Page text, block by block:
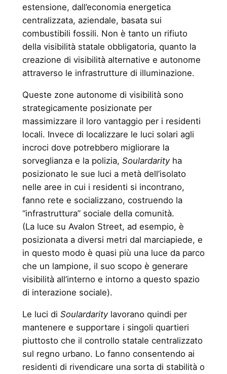
estensione, dall’economia energetica
centralizzata, aziendale, basata sui
combustibili fossili. Non è tanto un rifiuto
della visibilità statale obbligatoria, quanto la
creazione di visibilità alternative e autonome
attraverso le infrastrutture di illuminazione.
Queste zone autonome di visibilità sono
strategicamente posizionate per
massimizzare il loro vantaggio per i residenti
locali. Invece di localizzare le luci solari agli
incroci dove potrebbero migliorare la
sorveglianza e la polizia, Soulardarityha
posizionato le sue luci a metà dell’isolato
nelle aree in cui i residenti si incontrano,
fanno rete e socializzano, costruendo la
“infrastruttura” sociale della comunità.
(La luce su Avalon Street, ad esempio, è
posizionata a diversi metri dal marciapiede, e
in questo modo è quasi più una luce da parco
che un lampione, il suo scopo è generare
visibilità all’interno e intorno a questo spazio
di interazione sociale).
Le luci di Soulardaritylavorano quindi per
mantenere e supportare i singoli quartieri
piuttosto che il controllo statale centralizzato
sul regno urbano. Lo fanno consentendo ai
residenti di rivendicare una sorta di stabilità o